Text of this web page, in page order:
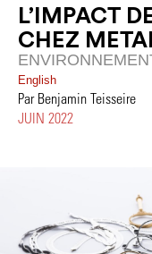
L’IMPACT
CHEZ
English
Par Benjamin Teisseire
JUIN 2022